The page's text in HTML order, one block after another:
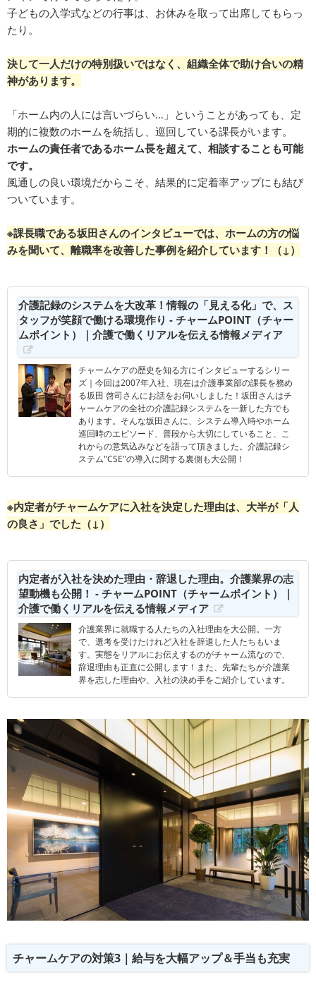
子どもの入学式などの行事は、お休みを取って出席してもらっ
たり。
決して一人だけの特別扱いではなく、組織全体で助け合いの精
神があります。
「ホーム内の人には言いづらい…」ということがあっても、定
期的に複数のホームを統括し、巡回している課長がいます。
ホームの責任者であるホーム長を超えて、相談することも可能
です。
風通しの良い環境だからこそ、結果的に定着率アップにも結び
ついています。
※課長職である坂田さんのインタビューでは、ホームの方の悩
みを聞いて、離職率を改善した事例を紹介しています！（↓）
介護記録のシステムを大改革！情報の「見える化」で、ス
タッフが笑顔で働ける環境作り - チャームPOINT（チャー
ムポイント）｜介護で働くリアルを伝える情報メディア
チャームケアの歴史を知る方にインタビューするシリー
ズ｜今回は2007年入社、現在は介護事業部の課長を務め
る坂田 啓司さんにお話をお伺いしました！坂田さんはチ
ャームケアの全社の介護記録システムを一新した方でも
あります。そんな坂田さんに、システム導入時やホーム
巡回時のエピソード、普段から大切にしていること、こ
れからの意気込みなどを語って頂きました。介護記録シ
ステム"CSE"の導入に関する裏側も大公開！
※内定者がチャームケアに入社を決定した理由は、大半が「人
の良さ」でした（↓）
内定者が入社を決めた理由・辞退した理由。介護業界の志
望動機も公開！ - チャームPOINT（チャームポイント）｜
介護で働くリアルを伝える情報メディア
介護業界に就職する人たちの入社理由を大公開。一方
で、選考を受けたけれど入社を辞退した人たちもいま
す。実態をリアルにお伝えするのがチャーム流なので、
辞退理由も正直に公開します！また、先輩たちが介護業
界を志した理由や、入社の決め手をご紹介しています。
チャームケアの対策3｜給与を大幅アップ＆手当も充実